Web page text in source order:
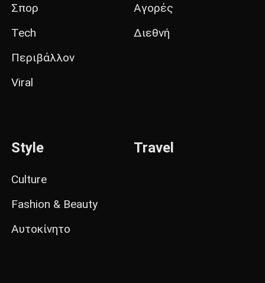
Σπορ
Tech
Περιβάλλον
Viral
Αγορές
Διεθνή
Style
Culture
Fashion & Beauty
Αυτοκίνητο
Travel